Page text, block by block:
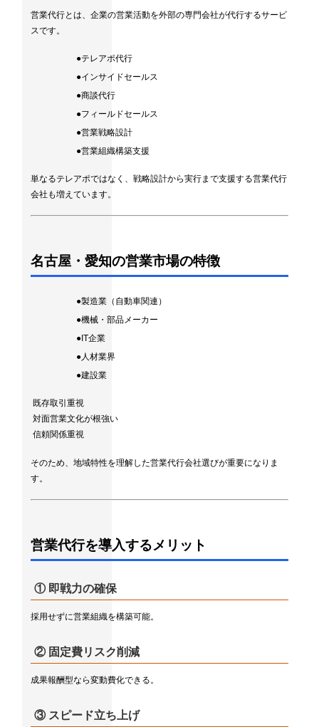
営業代行とは、企業の営業活動を外部の専門会社が代行するサービ
スです。
●テレアポ代行
●インサイドセールス
●商談代行
●フィールドセールス
●営業戦略設計
●営業組織構築支援
単なるテレアポではなく、戦略設計から実行まで支援する営業代行
会社も増えています。
名古屋・愛知の営業市場の特徴
●製造業（自動車関連）
●機械・部品メーカー
●IT企業
●人材業界
●建設業
既存取引重視
対面営業文化が根強い
信頼関係重視
そのため、地域特性を理解した営業代行会社選びが重要になりま
す。
営業代行を導入するメリット
① 即戦力の確保
採用せずに営業組織を構築可能。
② 固定費リスク削減
成果報酬型なら変動費化できる。
③ スピード立ち上げ